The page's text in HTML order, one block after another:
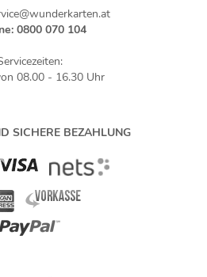
0800 070 104
08.00 - 16.30 Uhr
SICHERE BEZAHLUNG